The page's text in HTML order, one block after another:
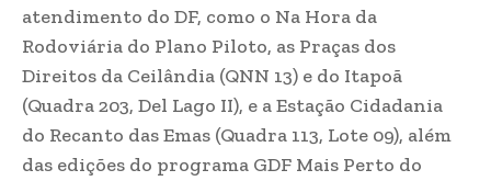
atendimento do DF, como o Na Hora da
Rodoviária do Plano Piloto, as Praças dos
Direitos da Ceilândia (QNN 13) e do Itapoã
(Quadra 203, Del Lago II), e a Estação Cidadania
do Recanto das Emas (Quadra 113, Lote 09), além
das edições do programa GDF Mais Perto do